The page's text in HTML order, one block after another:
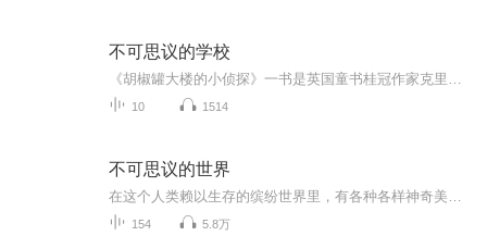
不可思议的学校
10 1514
不可思议的世界
154 5.8万